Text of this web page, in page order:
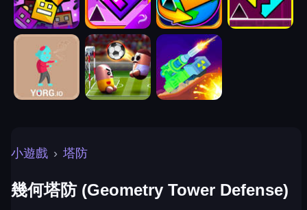
小遊戲 › 塔防
幾何塔防 (Geometry Tower Defense)